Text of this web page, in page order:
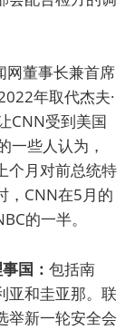
网董事长兼首席
年取代杰夫·
CNN受到美国
一些人认为，
个月对前总统特
，CNN在5月的
的一半。
国： 包括南
亚和圭亚那。联
举新一轮安全会